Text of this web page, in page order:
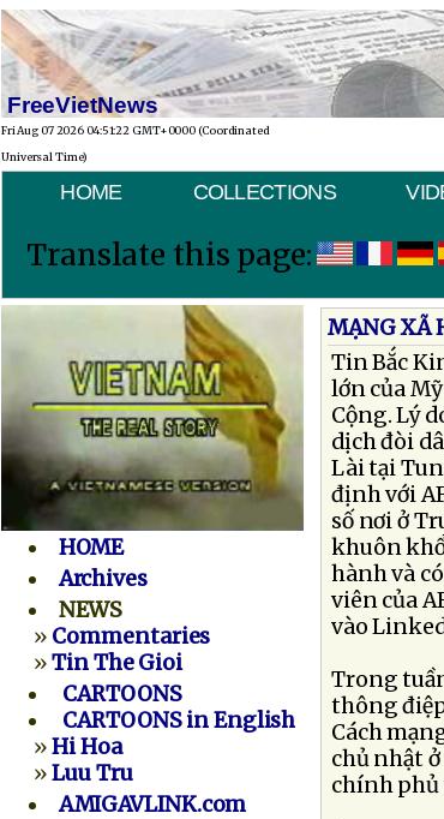
FreeVietNews
Fri Aug 07 2026 04:51:22 GMT+0000 (Coordinated
Universal Time)
HOME COLLECTIONS
Translate this page:
HOME
Archives
NEWS
» Commentaries
»Tin The Gioi
CARTOONS
CARTOONS in English
»Hi Hoa
»Luu Tru
AMIGAVLINK.com
MẠNG XÃ
Tin Bắc
lớn của
Cộng. Lý
dịch đòi
Lài tại
định với
số nơi ở
khuôn
hành và
viên của
vào
Trong
thông
Cách
chủ nhật
chính phủ